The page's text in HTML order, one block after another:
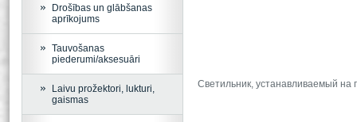
Светильник, устанавливаемый на
Drošības un glābšanas
aprīkojums
Tauvošanas
piederumi/aksesuāri
Laivu prožektori, lukturi,
gaismas